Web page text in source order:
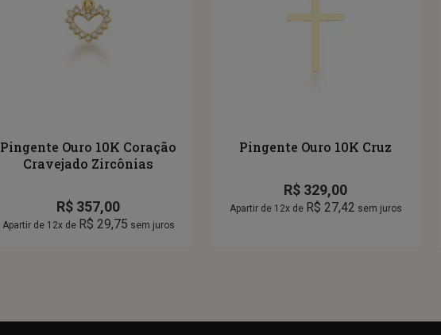
Pingente Ouro 10K Coração
Cravejado Zircônias
R$ 357,00
Apartir de 12x de R$ 29,75 sem juros
Pingente Ouro 10K Cruz
R$ 329,00
Apartir de 12x de R$ 27,42 sem juros